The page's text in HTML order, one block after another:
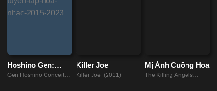
Hoshino Gen:
Tuyển Tập Hòa
Gen Hoshino Concert
Killer Joe
Killer Joe (2011)
Mị Ảnh Cuồng Hoa
The Killing Angels